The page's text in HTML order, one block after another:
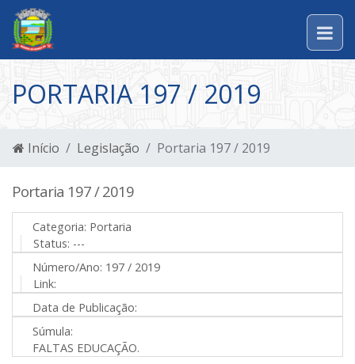
PORTARIA 197 / 2019
Início Legislação Portaria 197 / 2019
Portaria 197 / 2019
Categoria: Portaria
Status: ---
Número/Ano: 197 / 2019
Link:
Data de Publicação:
Súmula:
FALTAS EDUCAÇÃO.